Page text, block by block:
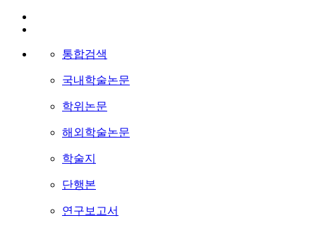
통합검색
국내학술논문
학위논문
해외학술논문
학술지
단행본
연구보고서